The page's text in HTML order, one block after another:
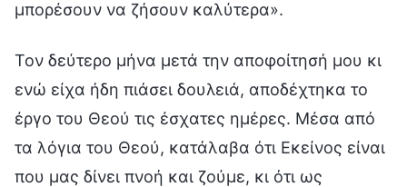
μπορέσουν να ζήσουν καλύτερα».
Τον δεύτερο μήνα μετά την αποφοίτησή μου κι
ενώ είχα ήδη πιάσει δουλειά, αποδέχτηκα το
έργο του Θεού τις έσχατες ημέρες. Μέσα από
τα λόγια του Θεού, κατάλαβα ότι Εκείνος είναι
που μας δίνει πνοή και ζούμε, κι ότι ως